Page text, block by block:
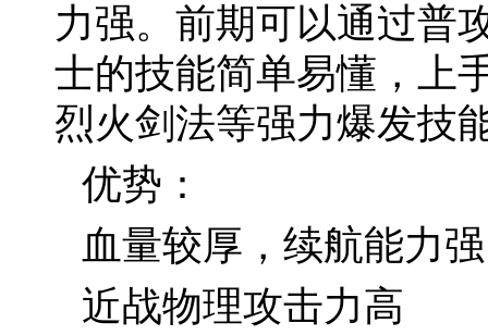
力强。前期可以通过普
士的技能简单易懂，上
烈火剑法等强力爆发技
优势：
血量较厚，续航能力强
近战物理攻击力高